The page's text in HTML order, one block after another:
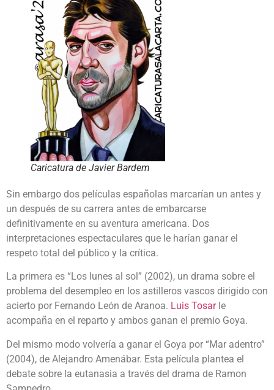
Caricatura de Javier Bardem
Sin embargo dos películas españolas marcarían un antes y
un después de su carrera antes de embarcarse
definitivamente en su aventura americana. Dos
interpretaciones espectaculares que le harían ganar el
respeto total del público y la crítica.
La primera es “Los lunes al sol” (2002), un drama sobre el
problema del desempleo en los astilleros vascos dirigido con
acierto por Fernando León de Aranoa. Luis Tosarle
acompaña en el reparto y ambos ganan el premio Goya.
Del mismo modo volvería a ganar el Goya por “Mar adentro”
(2004), de Alejandro Amenábar. Esta película plantea el
debate sobre la eutanasia a través del drama de Ramon